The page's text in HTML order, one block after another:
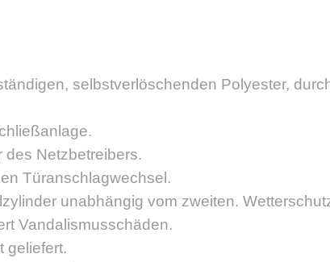
selbstverlöschenden Polyester,
des Netzbetreibers.
Türanschlagwechsel.
unabhängig vom zweiten.
Vandalismusschäden.
geliefert.